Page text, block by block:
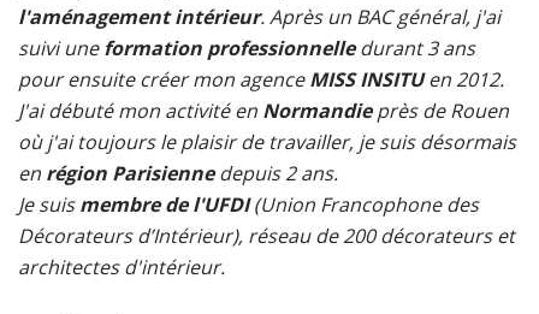
l'aménagement intérieur. Après un BAC général, j'ai
suivi uneformation professionnelledurant 3 ans
pour ensuite créer mon agenceMISS INSITUen 2012.
J'ai débuté mon activité en Normandieprès de Rouen
où j'ai toujours le plaisir de travailler, je suis désormais
en région Parisiennedepuis 2 ans.
Je suismembre de l'UFDI(Union Francophone des
Décorateurs d’Intérieur), réseau de 200 décorateurs et
architectes d'intérieur.